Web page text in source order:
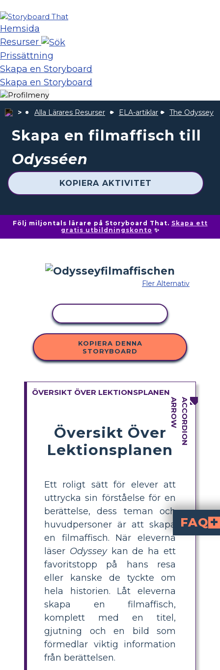
Hemsida
Resurser
Prissättning
Skapa en Storyboard
Skapa en Storyboard
Alla Lärares Resurser ELA-artiklar The Odyssey
Skapa en filmaffisch till
Odysséen
KOPIERA AKTIVITET
Följ miljontals lärare på Storyboard That. Skapa ett
gratis utbildningskonto ✨
Fler Alternativ
KOPIERA DENNA
STORYBOARD
ÖVERSIKT ÖVER LEKTIONSPLANEN
Översikt Över
Lektionsplanen
Ett roligt sätt för elever att
uttrycka sin förståelse för en
berättelse, dess teman och
huvudpersoner är att skapa
en filmaffisch. När eleverna
läser Odysseykan de ha ett
favoritstopp på hans resa
eller kanske de tyckte om
hela historien. Låt eleverna
skapa en filmaffisch,
komplett med en titel,
gjutning och en bild som
förmedlar viktig information
från berättelsen.
FAQ